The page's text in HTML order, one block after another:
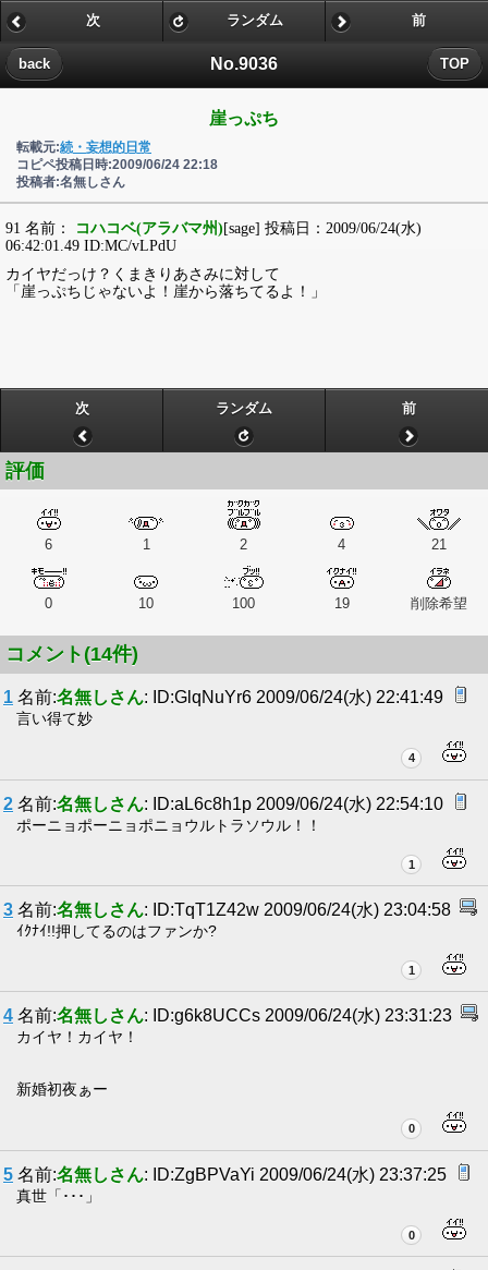
No.9036
back TOP
次 ランダム 前
崖っぷち
転載元:続・妄想的日常
コピペ投稿日時:2009/06/24 22:18
投稿者:名無しさん
91 名前： コハコベ(アラバマ州) [sage] 投稿日：2009/06/24(水)
06:42:01.49 ID:MC/vLPdU
カイヤだっけ？くまきりあさみに対して
「崖っぷちじゃないよ！崖から落ちてるよ！」
次 ランダム 前
評価
6 1 2 4 21
0 10 100 19 削除希望
コメント(14件)
1 名前:名無しさん: ID:GlqNuYr6 2009/06/24(水) 22:41:49
言い得て妙
4
2 名前:名無しさん: ID:aL6c8h1p 2009/06/24(水) 22:54:10
ポーニョポーニョポニョウルトラソウル！！
1
3 名前:名無しさん: ID:TqT1Z42w 2009/06/24(水) 23:04:58
ｲｸﾅｲ!!押してるのはファンか?
1
4 名前:名無しさん: ID:g6k8UCCs 2009/06/24(水) 23:31:23
カイヤ！カイヤ！
新婚初夜ぁー
0
5 名前:名無しさん: ID:ZgBPVaYi 2009/06/24(水) 23:37:25
真世「･･･」
0